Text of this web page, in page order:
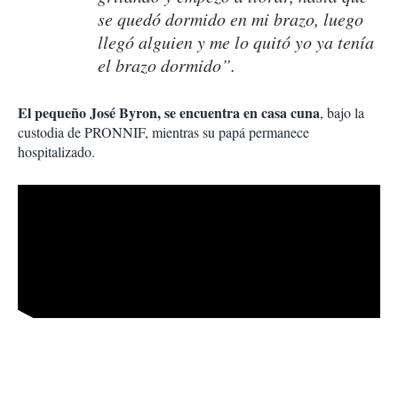
se quedó dormido en mi brazo, luego
llegó alguien y me lo quitó yo ya tenía
el brazo dormido”.
El pequeño José Byron, se encuentra en casa cuna, bajo la
custodia de PRONNIF, mientras su papá permanece
hospitalizado.